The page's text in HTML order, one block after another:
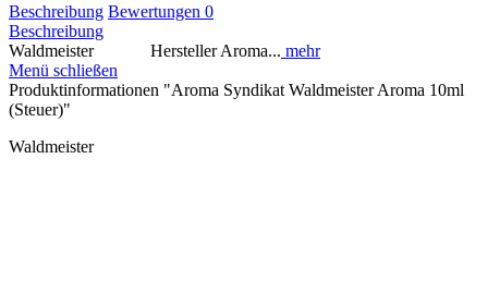
Beschreibung Bewertungen 0
Beschreibung
Waldmeister Hersteller Aroma... mehr
Menü schließen
Produktinformationen "Aroma Syndikat Waldmeister Aroma 10ml
(Steuer)"
Waldmeister